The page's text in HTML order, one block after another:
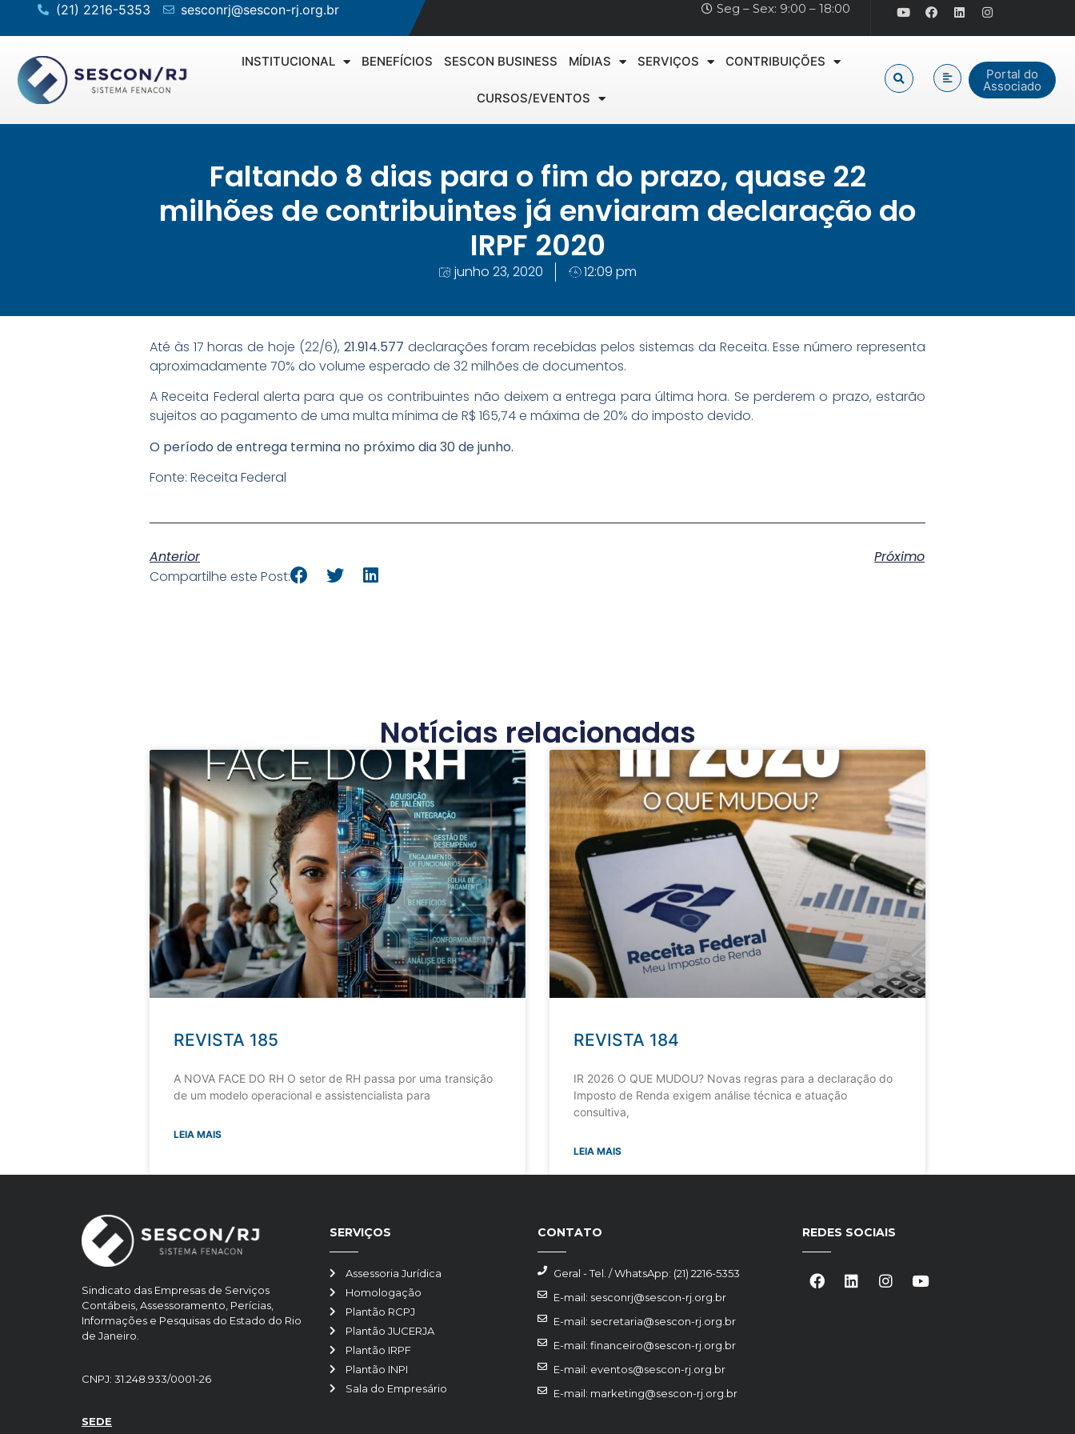
(21) 2216-5353 sesconrj@sescon-rj.org.br Seg – Sex: 9:00 – 18:00
INSTITUCIONAL BENEFÍCIOS SESCON BUSINESS MÍDIAS SERVIÇOS CONTRIBUIÇÕES
CURSOS/EVENTOS
Portal do
Associado
Faltando 8 dias para o fim do prazo, quase 22
milhões de contribuintes já enviaram declaração do
IRPF 2020
junho 23, 2020 12:09 pm
Até às 17 horas de hoje (22/6), 21.914.577 declarações foram recebidas pelos sistemas da Receita. Esse número representa
aproximadamente 70% do volume esperado de 32 milhões de documentos.
A Receita Federal alerta para que os contribuintes não deixem a entrega para última hora. Se perderem o prazo, estarão
sujeitos ao pagamento de uma multa mínima de R$ 165,74 e máxima de 20% do imposto devido.
O período de entrega termina no próximo dia 30 de junho.
Fonte: Receita Federal
Anterior
Próximo
Compartilhe este Post:
Notícias relacionadas
REVISTA 185
A NOVA FACE DO RH O setor de RH passa por uma transição
de um modelo operacional e assistencialista para
LEIA MAIS
REVISTA 184
IR 2026 O QUE MUDOU? Novas regras para a declaração do
Imposto de Renda exigem análise técnica e atuação
consultiva,
LEIA MAIS
Sindicato das Empresas de Serviços
Contábeis, Assessoramento, Perícias,
Informações e Pesquisas do Estado do Rio
de Janeiro.
CNPJ: 31.248.933/0001-26
SEDE
SERVIÇOS
Assessoria Jurídica
Homologação
Plantão RCPJ
Plantão JUCERJA
Plantão IRPF
Plantão INPI
Sala do Empresário
CONTATO
Geral - Tel. / WhatsApp: (21) 2216-5353
E-mail: sesconrj@sescon-rj.org.br
E-mail: secretaria@sescon-rj.org.br
E-mail: financeiro@sescon-rj.org.br
E-mail: eventos@sescon-rj.org.br
E-mail: marketing@sescon-rj.org.br
REDES SOCIAIS